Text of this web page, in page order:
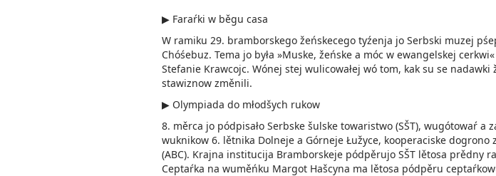
▶ Faraŕki w běgu casa
W ramiku 29. bramborskego žeńskecego tyźenja jo Serbski muzej
Chóśebuz. Tema jo była »Muske, žeńske a móc w ewangelskej
Stefanie Krawcojc. Wónej stej wulicowałej wó tom, kak su se
stawiznow změnili.
▶ Olympiada do młodšych ru­kow
8. měrca jo pódpisało Serbske šulske towaristwo (SŠT), wugótowaŕ
wuknikow 6. lětnika Dolneje a Górneje Łužyce, kooperaciske dogrono
(ABC). Krajna institucija Bramborskeje pódpěrujo SŠT lětosa prědny
Ceptaŕka na wuměńku Margot­ Hašcyna ma lětosa pódpěru